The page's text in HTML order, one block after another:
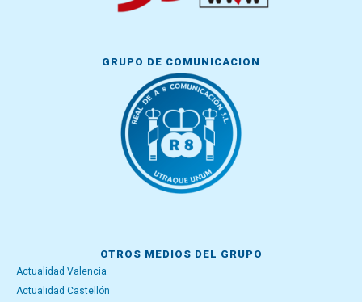
GRUPO DE COMUNICACIÓN
OTROS MEDIOS DEL GRUPO
Actualidad Valencia
Actualidad Castellón